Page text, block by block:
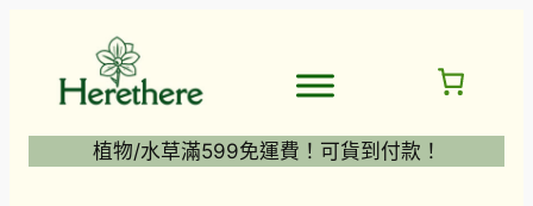
植物/水草滿599免運費！可貨到付款！